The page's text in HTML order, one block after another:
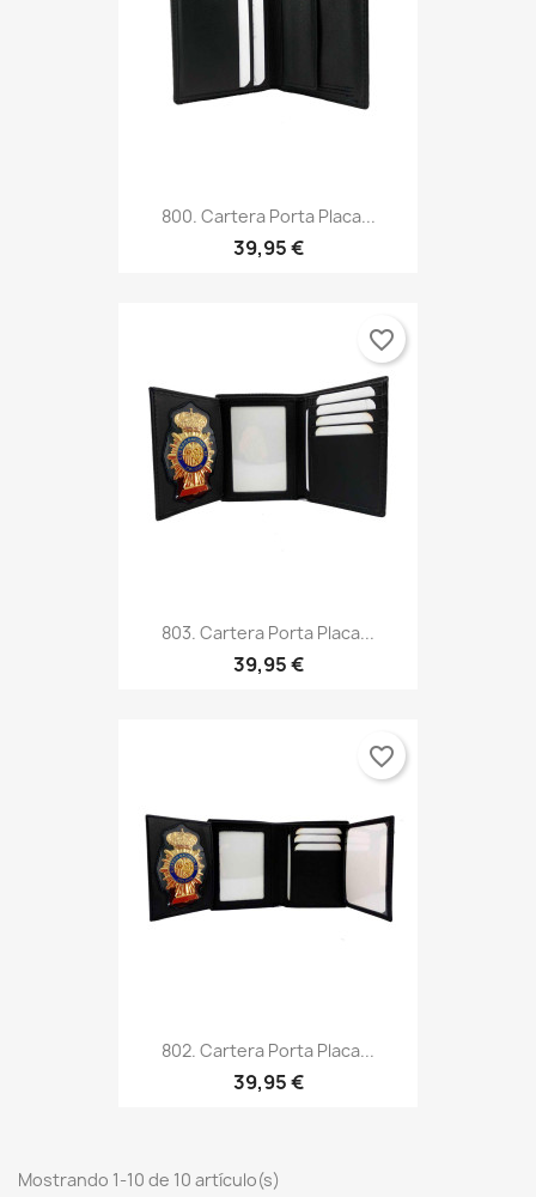
800. Cartera Porta Placa...
39,95 €
803. Cartera Porta Placa...
39,95 €
favorite_border
802. Cartera Porta Placa...
39,95 €
favorite_border
Mostrando 1-10 de 10 artículo(s)